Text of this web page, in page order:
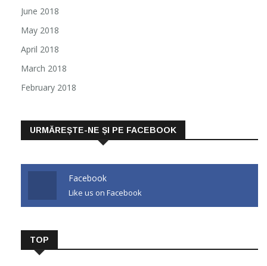
June 2018
May 2018
April 2018
March 2018
February 2018
URMĂREȘTE-NE ȘI PE FACEBOOK
Facebook
Like us on Facebook
TOP